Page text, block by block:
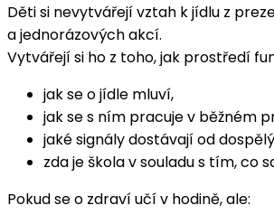
Děti si nevytvářejí vztah k jídlu z
a jednorázových akcí.
Vytvářejí si ho z toho, jak prostředí
jak se o jídle mluví,
jak se s ním pracuje v běžném
jaké signály dostávají od
zda je škola v souladu s tím, co
Pokud se o zdraví učí v hodině, ale: